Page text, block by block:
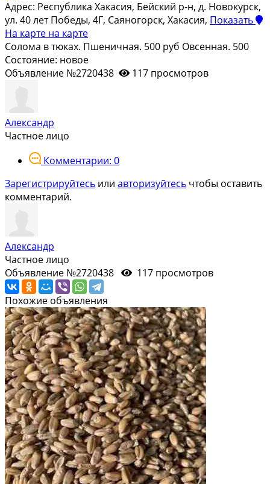
Адрес: Республика Хакасия, Бейский р-н, д. Новокурск,
ул. 40 лет Победы, 4Г, Саяногорск, Хакасия, Показать
На карте на карте
Солома в тюках. Пшеничная. 500 руб Овсенная. 500
Состояние: новое
Объявление №2720438
117 просмотров
Александр
Частное лицо
Комментарии: 0
Зарегистрируйтесь или авторизуйтесь чтобы оставить
комментарий.
Александр
Частное лицо
Объявление №2720438
117 просмотров
Похожие объявления